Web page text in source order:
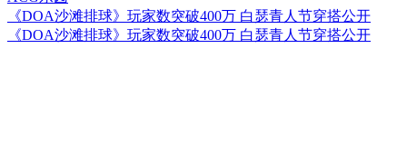
《DOA沙滩排球》玩家数突破400万 白瑟青人节穿搭公开
《DOA沙滩排球》玩家数突破400万 白瑟青人节穿搭公开